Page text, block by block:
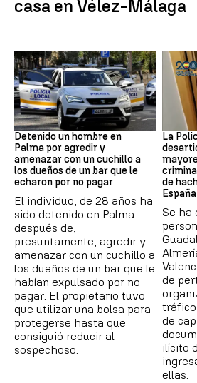
casa en Vélez-Málaga
Detención
Detenido un hombre en
Palma por agredir y
amenazar con un cuchillo a
los dueños de un bar que le
echaron por no pagar
El individuo, de 28 años ha
sido detenido en Palma
después de,
presuntamente, agredir y
amenazar con un cuchillo a
los dueños de un bar que le
habían expulsado por no
pagar. El propietario tuvo
que utilizar una bolsa para
protegerse hasta que
consiguió reducir al
sospechoso.
La
de
España
Se ha
de
tráfico
de
ilícito
ellas.